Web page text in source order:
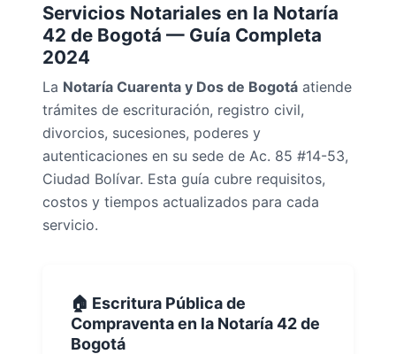
Servicios Notariales en la Notaría
42 de Bogotá — Guía Completa
2024
La Notaría Cuarenta y Dos de Bogotá atiende
trámites de escrituración, registro civil,
divorcios, sucesiones, poderes y
autenticaciones en su sede de Ac. 85 #14-53,
Ciudad Bolívar. Esta guía cubre requisitos,
costos y tiempos actualizados para cada
servicio.
🏠 Escritura Pública de
Compraventa en la Notaría 42 de
Bogotá